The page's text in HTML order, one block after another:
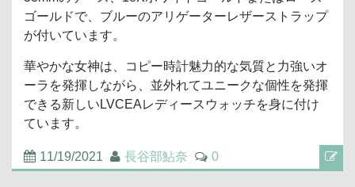
ゴールドで、ブルーのアリゲーターレザーストラップ
が付いています。
華やかな女神は、コピー時計魅力的な気質と力強いオ
ーラを発揮しながら、並外れてユニークな個性を発揮
できる新しいLVCEAレディースウォッチを身に付け
ています。
11/19/2021 長谷部鮎奈 0